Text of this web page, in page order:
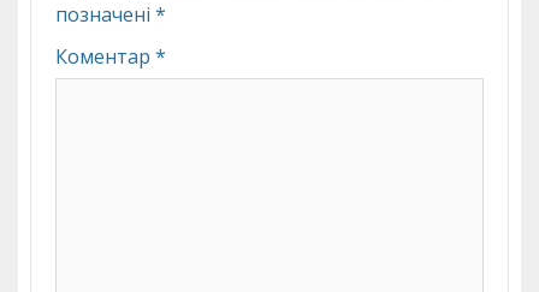
позначені *
Коментар *